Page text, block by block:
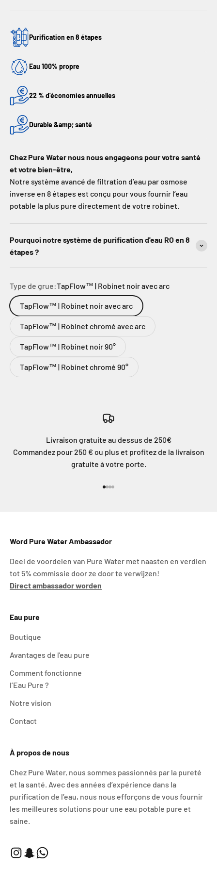
Purification en 8 étapes
Eau 100% propre
22 % d’économies annuelles
Durable &amp; santé
Chez Pure Water nous nous engageons pour votre santé
et votre bien-être,
Notre système avancé de filtration d’eau par osmose
inverse en 8 étapes est conçu pour vous fournir l’eau
potable la plus pure directement de votre robinet.
Pourquoi notre système de purification d'eau RO en 8
étapes ?
Type de grue:TapFlow™ | Robinet noir avec arc
TapFlow™ | Robinet noir avec arc
TapFlow™ | Robinet chromé avec arc
TapFlow™ | Robinet noir 90°
TapFlow™ | Robinet chromé 90°
Livraison gratuite au dessus de 250€
Commandez pour 250 € ou plus et profitez de la livraison
gratuite à votre porte.
Word Pure Water Ambassador
Deel de voordelen van Pure Water met naasten en verdien
tot 5% commissie door ze door te verwijzen!
Direct ambassador worden
Eau pure
Boutique
Avantages de l'eau pure
Comment fonctionne
l’Eau Pure ?
Notre vision
Contact
À propos de nous
Chez Pure Water, nous sommes passionnés par la pureté
et la santé. Avec des années d’expérience dans la
purification de l’eau, nous nous efforçons de vous fournir
les meilleures solutions pour une eau potable pure et
saine.